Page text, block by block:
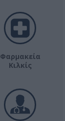
Φαρμακεία
Κιλκίς